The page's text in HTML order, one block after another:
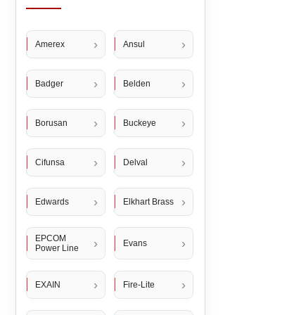
Amerex Ansul
Badger Belden
Borusan Buckeye
Cifunsa Delval
Edwards Elkhart Brass
EPCOM
Power Line
Evans
EXAIN Fire-Lite